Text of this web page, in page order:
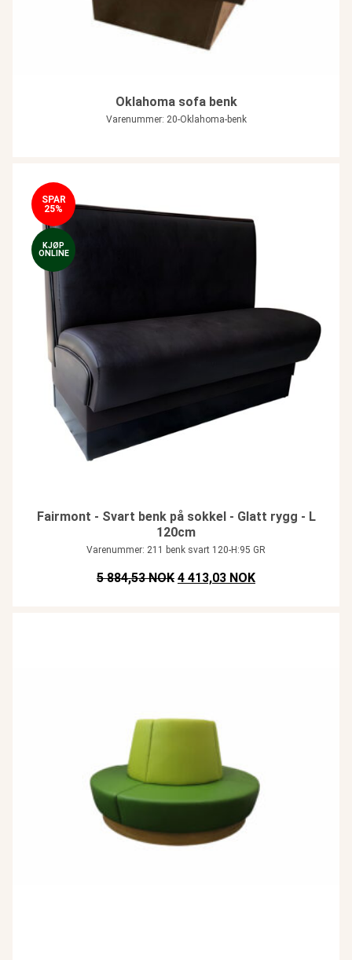
Oklahoma sofa benk
Varenummer: 20-Oklahoma-benk
SPAR
25%
KJØP
ONLINE
Fairmont - Svart benk på sokkel - Glatt rygg - L
120cm
Varenummer: 211 benk svart 120-H:95 GR
5 884,53 NOK Opprinnelig pris var: NOK
4 413,03 NOKNåværende pris